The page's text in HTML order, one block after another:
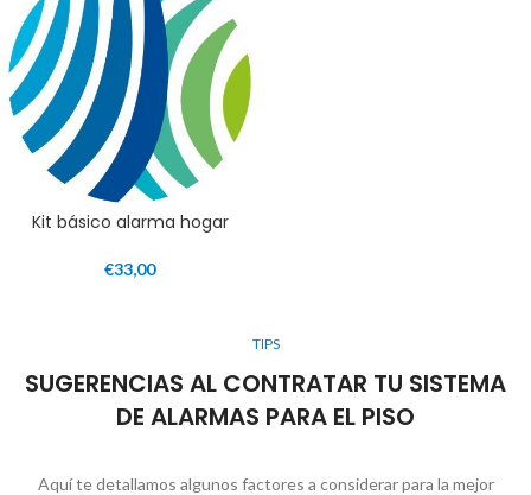
Kit básico alarma hogar
€33,00
TIPS
SUGERENCIAS AL CONTRATAR TU SISTEMA
DE ALARMAS PARA EL PISO
Aquí te detallamos algunos factores a considerar para la mejor